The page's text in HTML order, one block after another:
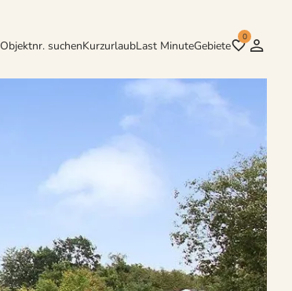
Objektnr. suchenKurzurlaubLast MinuteGebiete
0